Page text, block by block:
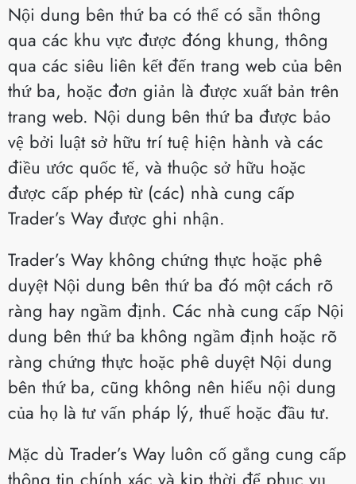
Nội dung bên thứ ba có thể có sẵn thông
qua các khu vực được đóng khung, thông
qua các siêu liên kết đến trang web của bên
thứ ba, hoặc đơn giản là được xuất bản trên
trang web. Nội dung bên thứ ba được bảo
vệ bởi luật sở hữu trí tuệ hiện hành và các
điều ước quốc tế, và thuộc sở hữu hoặc
được cấp phép từ (các) nhà cung cấp
Trader’s Way được ghi nhận.
Trader’s Way không chứng thực hoặc phê
duyệt Nội dung bên thứ ba đó một cách rõ
ràng hay ngầm định. Các nhà cung cấp Nội
dung bên thứ ba không ngầm định hoặc rõ
ràng chứng thực hoặc phê duyệt Nội dung
bên thứ ba, cũng không nên hiểu nội dung
của họ là tư vấn pháp lý, thuế hoặc đầu tư.
Mặc dù Trader’s Way luôn cố gắng cung cấp
thông tin chính xác và kịp thời để phục vụ